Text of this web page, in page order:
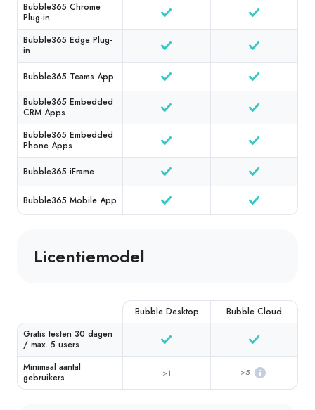
Bubble365 Chrome
Plug-in
Bubble365 Edge Plug-
in
Bubble365 Teams App
Bubble365 Embedded
CRM Apps
Bubble365 Embedded
Phone Apps
Bubble365 iFrame
Bubble365 Mobile App
Licentiemodel
Bubble Desktop
Bubble Cloud
Gratis testen 30 dagen
/ max. 5 users
Minimaal aantal
gebruikers
>1 >5